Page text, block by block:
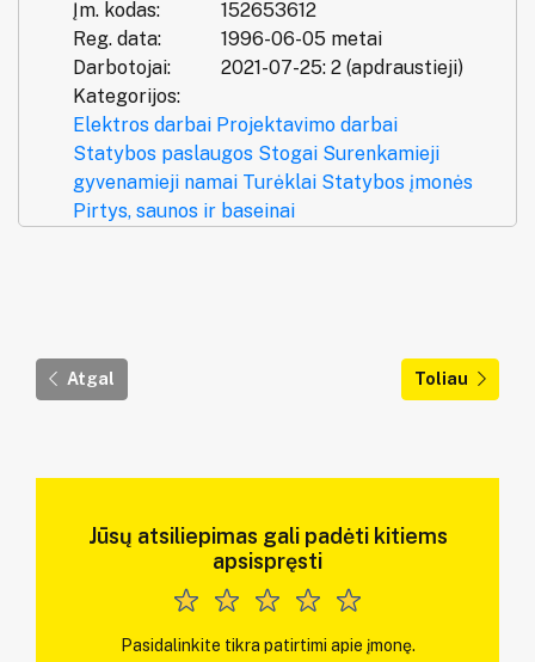
Įm. kodas:
152653612
Reg. data:
1996-06-05 metai
Darbotojai:
2021-07-25: 2 (apdraustieji)
Kategorijos:
Elektros darbai Projektavimo darbai
Statybos paslaugos Stogai Surenkamieji
gyvenamieji namai Turėklai Statybos įmonės
Pirtys, saunos ir baseinai
Atgal Toliau
Jūsų atsiliepimas gali padėti kitiems
apsispręsti
Pasidalinkite tikra patirtimi apie įmonę.